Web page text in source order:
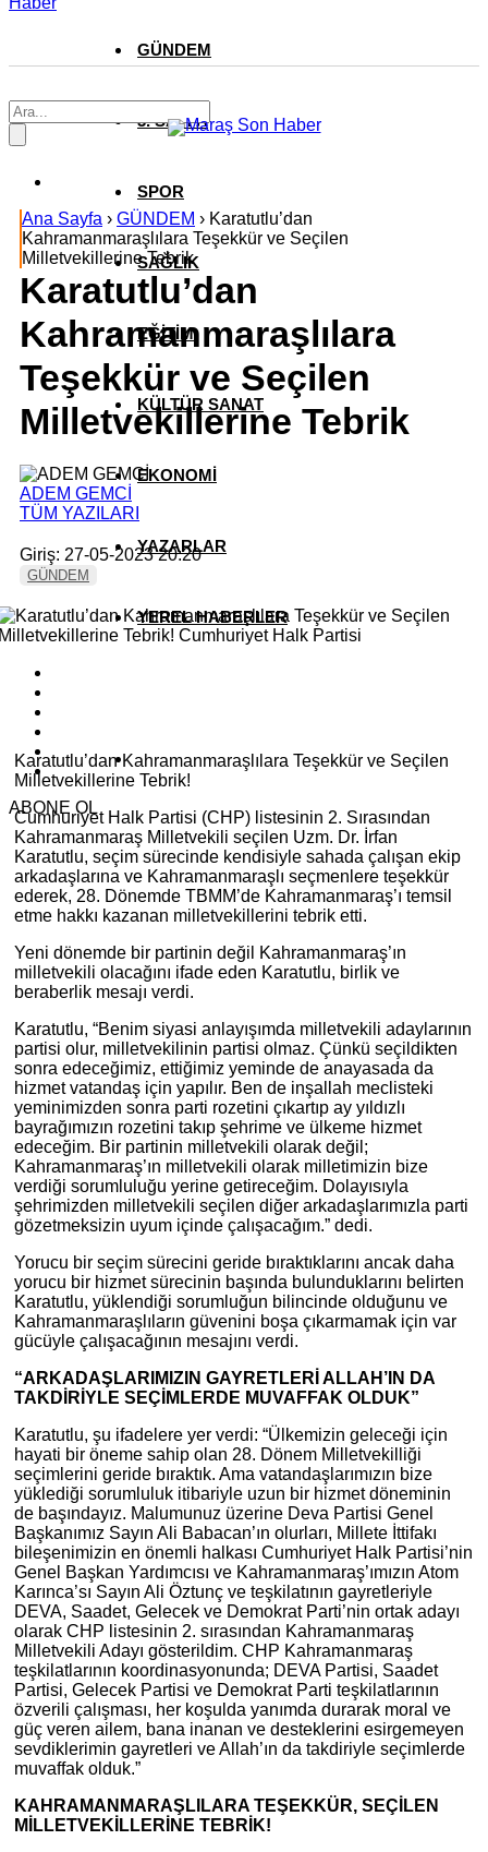
GÜNDEM
3. SAYFA
SPOR
SAĞLIK
EĞİTİM
KÜLTÜR SANAT
EKONOMİ
YAZARLAR
YEREL HABERLER
Ana Sayfa › GÜNDEM › Karatutlu’dan
Kahramanmaraşlılara Teşekkür ve Seçilen
Milletvekillerine Tebrik
Karatutlu’dan
Kahramanmaraşlılara
Teşekkür ve Seçilen
Milletvekillerine Tebrik
ADEM GEMCİ
TÜM YAZILARI
Giriş: 27-05-2023 20:20
GÜNDEM
ABONE OL
Karatutlu’dan Kahramanmaraşlılara Teşekkür ve Seçilen
Milletvekillerine Tebrik!
Cumhuriyet Halk Partisi (CHP) listesinin 2. Sırasından
Kahramanmaraş Milletvekili seçilen Uzm. Dr. İrfan
Karatutlu, seçim sürecinde kendisiyle sahada çalışan ekip
arkadaşlarına ve Kahramanmaraşlı seçmenlere teşekkür
ederek, 28. Dönemde TBMM’de Kahramanmaraş’ı temsil
etme hakkı kazanan milletvekillerini tebrik etti.
Yeni dönemde bir partinin değil Kahramanmaraş’ın
milletvekili olacağını ifade eden Karatutlu, birlik ve
beraberlik mesajı verdi.
Karatutlu, “Benim siyasi anlayışımda milletvekili adaylarının
partisi olur, milletvekilinin partisi olmaz. Çünkü seçildikten
sonra edeceğimiz, ettiğimiz yeminde de anayasada da
hizmet vatandaş için yapılır. Ben de inşallah meclisteki
yeminimizden sonra parti rozetini çıkartıp ay yıldızlı
bayrağımızın rozetini takıp şehrime ve ülkeme hizmet
edeceğim. Bir partinin milletvekili olarak değil;
Kahramanmaraş’ın milletvekili olarak milletimizin bize
verdiği sorumluluğu yerine getireceğim. Dolayısıyla
şehrimizden milletvekili seçilen diğer arkadaşlarımızla parti
gözetmeksizin uyum içinde çalışacağım.” dedi.
Yorucu bir seçim sürecini geride bıraktıklarını ancak daha
yorucu bir hizmet sürecinin başında bulunduklarını belirten
Karatutlu, yüklendiği sorumluğun bilincinde olduğunu ve
Kahramanmaraşlıların güvenini boşa çıkarmamak için var
gücüyle çalışacağının mesajını verdi.
“ARKADAŞLARIMIZIN GAYRETLERİ ALLAH’IN DA
TAKDİRİYLE SEÇİMLERDE MUVAFFAK OLDUK”
Karatutlu, şu ifadelere yer verdi: “Ülkemizin geleceği için
hayati bir öneme sahip olan 28. Dönem Milletvekilliği
seçimlerini geride bıraktık. Ama vatandaşlarımızın bize
yüklediği sorumluluk itibariyle uzun bir hizmet döneminin
de başındayız. Malumunuz üzerine Deva Partisi Genel
Başkanımız Sayın Ali Babacan’ın olurları, Millete İttifakı
bileşenimizin en önemli halkası Cumhuriyet Halk Partisi’nin
Genel Başkan Yardımcısı ve Kahramanmaraş’ımızın Atom
Karınca’sı Sayın Ali Öztunç ve teşkilatının gayretleriyle
DEVA, Saadet, Gelecek ve Demokrat Parti’nin ortak adayı
olarak CHP listesinin 2. sırasından Kahramanmaraş
Milletvekili Adayı gösterildim. CHP Kahramanmaraş
teşkilatlarının koordinasyonunda; DEVA Partisi, Saadet
Partisi, Gelecek Partisi ve Demokrat Parti teşkilatlarının
özverili çalışması, her koşulda yanımda durarak moral ve
güç veren ailem, bana inanan ve desteklerini esirgemeyen
sevdiklerimin gayretleri ve Allah’ın da takdiriyle seçimlerde
muvaffak olduk.”
KAHRAMANMARAŞLILARA TEŞEKKÜR, SEÇİLEN
MİLLETVEKİLLERİNE TEBRİK!